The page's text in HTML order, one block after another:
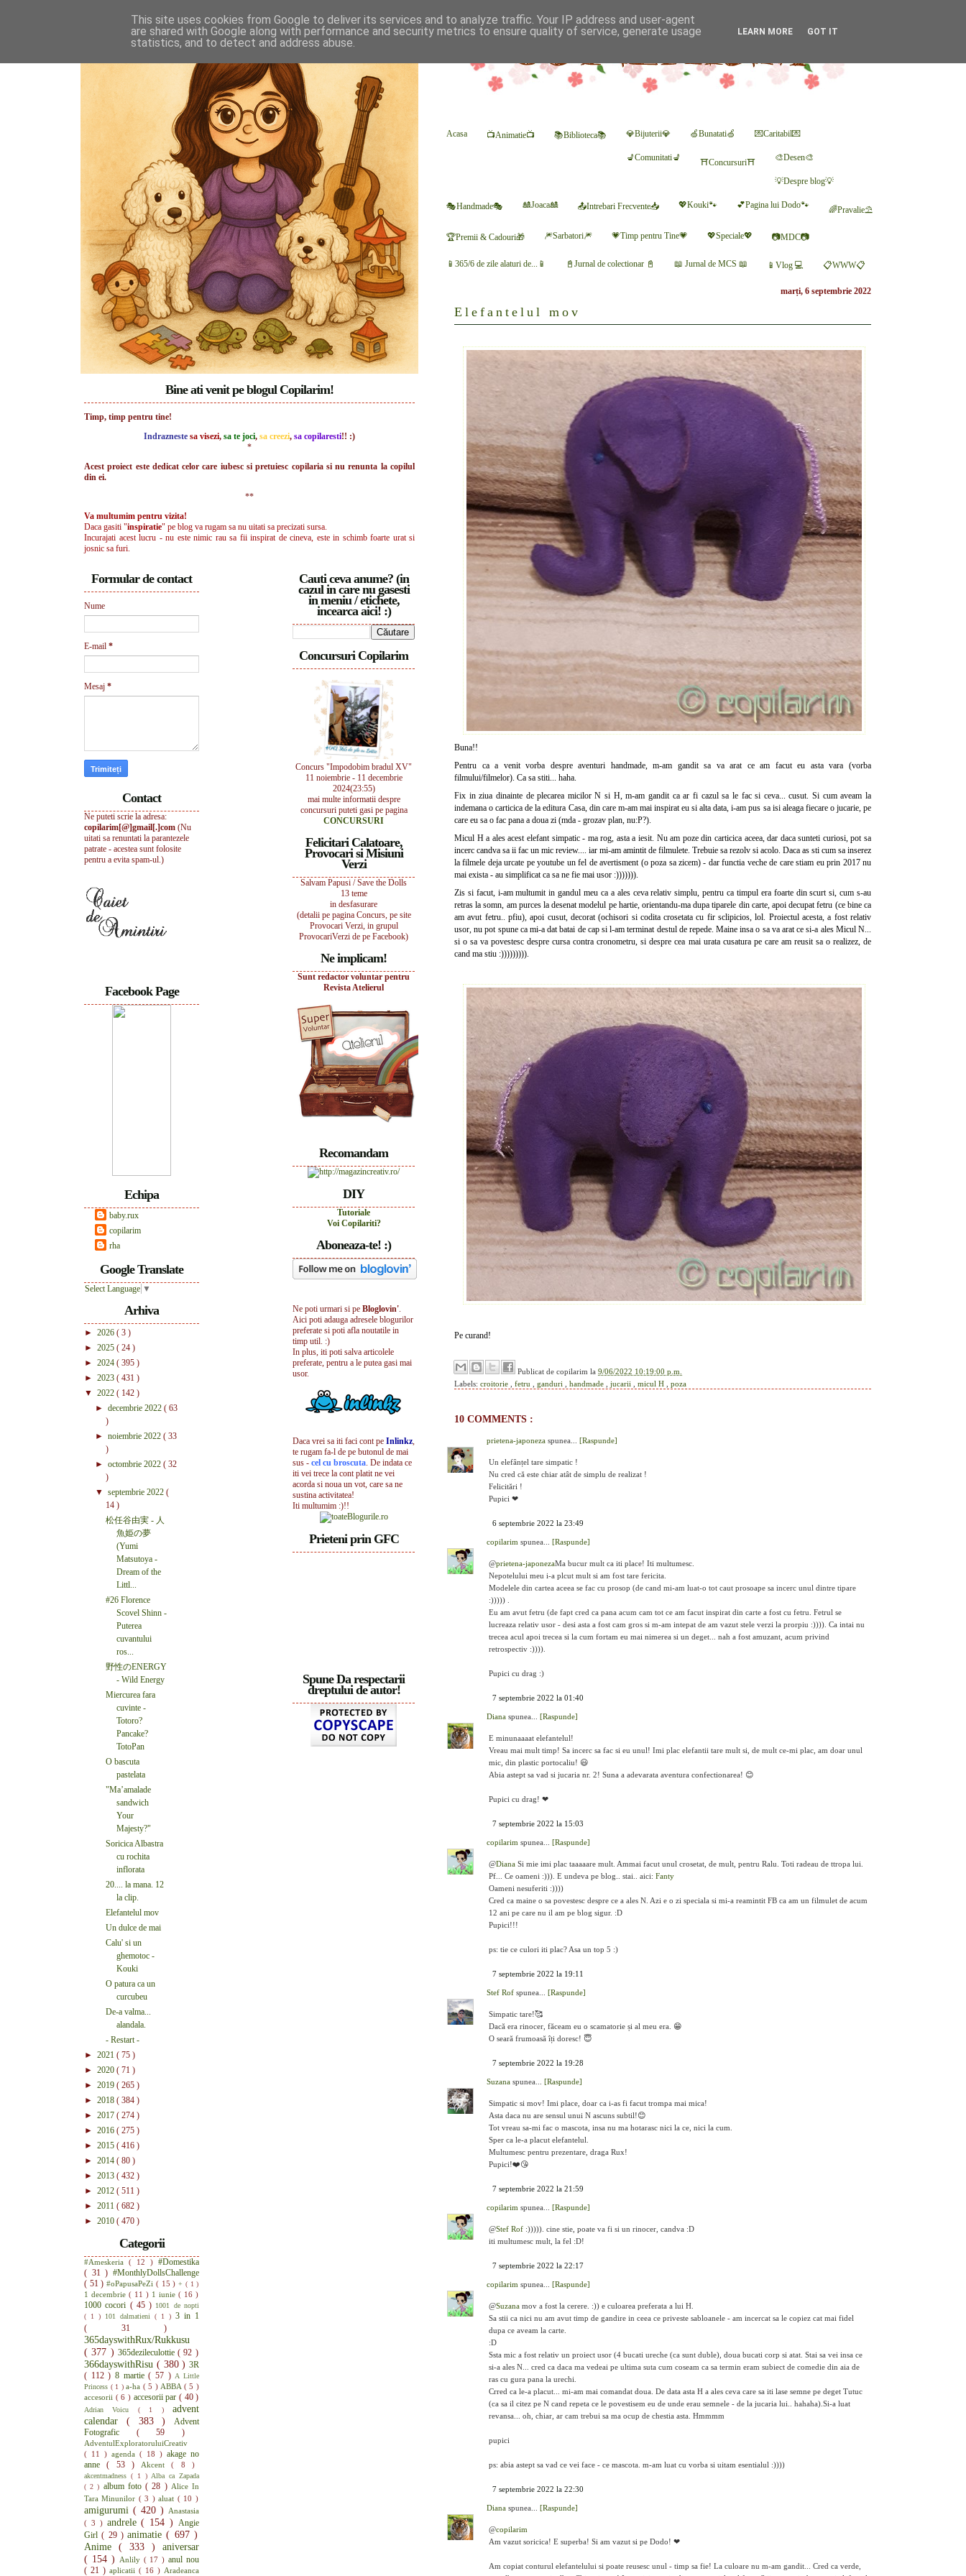
Acasa 📺Animatie📺 📚Biblioteca📚 💎Bijuterii💎 🍏Bunatati🍏 💌Caritabil💌
💺Comunitati💺 ⛩Concursuri⛩ 🎨Desen🎨
💡Despre blog💡
🎭Handmade🎭 🎎Joaca🎎 📤Intrebari Frecvente📥 💖Kouki🐾 💕Pagina lui Dodo🐾 🌈Pravalie⛱
🏆Premii & Cadouri🎁 🎆Sarbatori🎆 💗Timp pentru Tine💗 💖Speciale💖 📷MDC📷
📱365/6 de zile alaturi de...📱 📓Jurnal de colectionar 📓 📖 Jurnal de MCS 📖 📱Vlog 💻 📋WWW📋
marți, 6 septembrie 2022
Elefantelul mov
Buna!!
Pentru ca a venit vorba despre aventuri handmade, m-am gandit sa va arat ce am facut eu asta vara (vorba
filmului/filmelor). Ca sa stiti... haha.
Fix in ziua dinainte de plecarea micilor N si H, m-am gandit ca ar fi cazul sa le fac si ceva... cusut. Si cum aveam la
indemana o carticica de la editura Casa, din care m-am mai inspirat eu si alta data, i-am pus sa isi aleaga fiecare o jucarie, pe
care eu sa o fac pana a doua zi (mda - grozav plan, nu:P?).
Micul H a ales acest elefant simpatic - ma rog, asta a iesit. Nu am poze din carticica aceea, dar daca sunteti curiosi, pot sa
incerc candva sa ii fac un mic review.... iar mi-am amintit de filmulete. Trebuie sa rezolv si acolo. Daca as sti cum sa inserez
la filmele deja urcate pe youtube un fel de avertisment (o poza sa zicem) - dar functia veche de care stiam eu prin 2017 nu
mai exista - au simplificat ca sa ne fie mai usor :))))))).
Zis si facut, i-am multumit in gandul meu ca a ales ceva relativ simplu, pentru ca timpul era foarte din scurt si, cum s-au
retras la somn, am purces la desenat modelul pe hartie, orientandu-ma dupa tiparele din carte, apoi decupat fetru (ce bine ca
am avut fetru.. pfiu), apoi cusut, decorat (ochisori si codita crosetata cu fir sclipicios, lol. Proiectul acesta, a fost relativ
usor, nu pot spune ca mi-a dat batai de cap si l-am terminat destul de repede. Maine insa o sa va arat ce si-a ales Micul N...
si o sa va povestesc despre cursa contra cronometru, si despre cea mai urata cusatura pe care am reusit sa o realizez, de
cand ma stiu :))))))))).
Pe curand!
Publicat de copilarim la 9/06/2022 10:19:00 p.m.
Labels: croitorie fetru ganduri handmade jucarii micul H poza
10 COMMENTS :
prietena-japoneza spunea... [Raspunde]
Un elefânțel tare simpatic !
Nu cred că este chiar atât de simplu de realizat !
Felicitări !
Pupici ❤
6 septembrie 2022 la 23:49
copilarim spunea... [Raspunde]
@prietena-japonezaMa bucur mult ca iti place! Iti multumesc.
Nepotelului meu i-a plcut mult si am fost tare fericita.
Modelele din cartea aceea se fac cu prosop (de cand mi-am luat-o tot caut prosoape sa incerc unul dintre tipare
:))))) .
Eu am avut fetru (de fapt cred ca pana acum cam tot ce am facut inspirat din carte a fost cu fetru. Fetrul se
lucreaza relativ usor - desi asta a fost cam gros si m-am intepat de am vazut stele verzi la prorpiu :)))). Ca intai nu
trecea acul apoi trecea si la cum fortam eu mai nimerea si un deget... nah a fost amuzant, acum privind
retrospectiv :)))).
Pupici cu drag :)
7 septembrie 2022 la 01:40
Diana spunea... [Raspunde]
E minunaaaat elefantelul!
Vreau mai mult timp! Sa incerc sa fac si eu unul! Imi plac elefantii tare mult si, de mult ce-mi plac, am doar unul
mic, din plastic portocaliu! 😃
Abia astept sa vad si jucaria nr. 2! Suna a adevarata aventura confectionarea! 😊
Pupici cu drag! ❤
7 septembrie 2022 la 15:03
copilarim spunea... [Raspunde]
@Diana Si mie imi plac taaaaare mult. Ammai facut unul crosetat, de mult, pentru Ralu. Toti radeau de ttropa lui.
Pf... Ce oameni :))). E undeva pe blog.. stai.. aici: Fanty
Oameni nesuferiti :))))
Cred ca maine o sa povestesc despre ce a ales N. Azi e o zi speciala si mi-a reamintit FB ca am un filmulet de acum
12 ani pe care nu il am pe blog sigur. :D
Pupici!!!
ps: tie ce culori iti plac? Asa un top 5 :)
7 septembrie 2022 la 19:11
Stef Rof spunea... [Raspunde]
Simpatic tare!🥰
Dacă era rinocer, făceam eu o scamatorie și al meu era. 😁
O seară frumoasă îți doresc! 😇
7 septembrie 2022 la 19:28
Suzana spunea... [Raspunde]
Simpatic si mov! Imi place, doar ca i-as fi facut trompa mai mica!
Asta daca nu are sensul unui N ascuns subtil!😊
Tot vreau sa-mi fac o mascota, insa nu ma hotarasc nici la ce, nici la cum.
Sper ca le-a placut elefantelul.
Multumesc pentru prezentare, draga Rux!
Pupici!❤️😘
7 septembrie 2022 la 21:59
copilarim spunea... [Raspunde]
@Stef Rof :))))). cine stie, poate va fi si un rinocer, candva :D
iti multumesc mult, la fel :D!
7 septembrie 2022 la 22:17
copilarim spunea... [Raspunde]
@Suzana mov a fost la cerere. :)) e culoarea preferata a lui H.
Sa stii ca nici nu am avut timp de gandire in ceea ce priveste sabloanele - am incercat sa le copiez cat mai fidel
dupa ce aveam la carte.
:D
Ssta mic a fost relativ un proiect usor (4 bucati ureche (ca sunt duble), doua bucati corp si atat. Stai sa vei insa ce
si-a ales N... cred ca daca ma vedeai pe ultima suta cum coseam ca sa termin eram subiect de comedie din aia de
ras cu gura pana la urechi.
Crred ca le-a placut... mi-am mai comandat doua. De data asta H a ales ceva care sa iti lase semne pe deget Tutuc
(ca sa il citez pe N cand repeta ce le povestisem eu de unde erau semnele - de la jucaria lui.. hahaha).Si-a luat
revansa... oh, chiar, ar cam trebui sa ma ocup de chestia asta. Hmmmm
pupici
ps: abia astept sa vad ce vei face - ce mascota. m-am luat cu vorba si uitam esentialul :))))
7 septembrie 2022 la 22:30
Diana spunea... [Raspunde]
@copilarim
Am vazut soricica! E superba! Si am vazut si pe Dodo! ❤
Am copiat conturul elefantelului si poate reusesc unul - timp sa fie! La culoare nu m-am gandit... Cred ca verde,
Bine ati venit pe blogul Copilarim!
Timp, timp pentru tine!
Indrazneste sa visezi, sa te joci, sa creezi, sa copilaresti!! :)
*
Acest proiect este dedicat celor care iubesc si pretuiesc copilaria si nu renunta la copilul
din ei.
**
Va multumim pentru vizita!
Daca gasiti "inspiratie" pe blog va rugam sa nu uitati sa precizati sursa.
Incurajati acest lucru - nu este nimic rau sa fii inspirat de cineva, este in schimb foarte urat si
josnic sa furi.
Cauti ceva anume? (in
cazul in care nu gasesti
in meniu / etichete,
incearca aici! :)
Concursuri Copilarim
Concurs "Impodobim bradul XV"
11 noiembrie - 11 decembrie
2024(23:55)
mai multe informatii despre
concursuri puteti gasi pe pagina
CONCURSURI
Felicitari Calatoare,
Provocari si Misiuni
Verzi
Salvam Papusi / Save the Dolls
13 teme
in desfasurare
(detalii pe pagina Concurs, pe site
Provocari Verzi, in grupul
ProvocariVerzi de pe Facebook)
Ne implicam!
Sunt redactor voluntar pentru
Revista Atelierul
Recomandam
DIY
Tutoriale
Voi Copilariti?
Aboneaza-te! :)
Ne poti urmari si pe Bloglovin'.
Aici poti adauga adresele blogurilor
preferate si poti afla noutatile in
timp util. :)
In plus, iti poti salva articolele
preferate, pentru a le putea gasi mai
usor.
Daca vrei sa iti faci cont pe Inlinkz,
te rugam fa-l de pe butonul de mai
sus - cel cu broscuta. De indata ce
iti vei trece la cont platit ne vei
acorda si noua un vot, care sa ne
sustina activitatea!
Iti multumim :)!!
Prieteni prin GFC
Spune Da respectarii
dreptului de autor!
Formular de contact
Nume
E-mail *
Mesaj *
Contact
Ne puteti scrie la adresa:
copilarim[@]gmail[.]com (Nu
uitati sa renuntati la parantezele
patrate - acestea sunt folosite
pentru a evita spam-ul.)
Facebook Page
Echipa
baby.rux
copilarim
rha
Google Translate
Select Language ▼
Arhiva
► 2026 ( 3 )
► 2025 ( 24 )
► 2024 ( 395 )
► 2023 ( 431 )
▼ 2022 ( 142 )
► decembrie 2022 ( 63
)
► noiembrie 2022 ( 33
)
► octombrie 2022 ( 32
)
▼ septembrie 2022 (
14 )
松任谷由実 - 人
魚姫の夢
(Yumi
Matsutoya -
Dream of the
Littl...
#26 Florence
Scovel Shinn -
Puterea
cuvantului
ros...
野性のENERGY
- Wild Energy
Miercurea fara
cuvinte -
Totoro?
Pancake?
TotoPan
O bascuta
pastelata
"Ma’amalade
sandwich
Your
Majesty?"
Soricica Albastra
cu rochita
inflorata
20.... la mana. 12
la clip.
Elefantelul mov
Un dulce de mai
Calu' si un
ghemotoc -
Kouki
O patura ca un
curcubeu
De-a valma...
alandala.
- Restart -
► 2021 ( 75 )
► 2020 ( 71 )
► 2019 ( 265 )
► 2018 ( 384 )
► 2017 ( 274 )
► 2016 ( 275 )
► 2015 ( 416 )
► 2014 ( 80 )
► 2013 ( 432 )
► 2012 ( 511 )
► 2011 ( 682 )
► 2010 ( 470 )
Categorii
#Ameskeria ( 12 ) #Domestika
( 31 ) #MonthlyDollsChallenge
( 51 )#oPapusaPeZi ( 15 )+ ( 1 )
1 decembrie ( 11 ) 1 iunie ( 16 )
1000 cocori ( 45 ) 1001 de nopti
( 1 ) 101 dalmatieni ( 1 ) 3 in 1
( 31 )
365dayswithRux/Rukkusu
( 377 ) 365dezileculottie( 92 )
366dayswithRisu ( 380 ) 3R
( 112 ) 8 martie( 57 ) A Little
Princess ( 1 ) a-ha ( 5 ) ABBA ( 5 )
accesorii ( 6 ) accesorii par( 40 )
Adrian Voicu ( 1 )advent
calendar ( 383 )
Advent
Fotografic ( 59 )
AdventulExploratoruluiCreativ
( 11 ) agenda ( 18 ) akage no
anne( 53 ) Akcent( 8 )
akcentmadness ( 1 ) Alba ca Zapada
( 2 ) album foto( 28 ) Alice In
Tara Minunilor ( 3 )aluat ( 10 )
amigurumi ( 420 )
Anastasia
( 3 ) andrele( 154 )
Angie
Girl( 29 ) animatie( 697 )
Anime ( 333 ) aniversar
( 154 )
Anlily ( 17 )anul nou
( 21 ) aplicatii ( 16 ) Aradeanca
This site uses cookies from Google to deliver its services and to analyze traffic. Your IP address and user-agent
are shared with Google along with performance and security metrics to ensure quality of service, generate usage
statistics, and to detect and address abuse.
LEARN MORE GOT IT